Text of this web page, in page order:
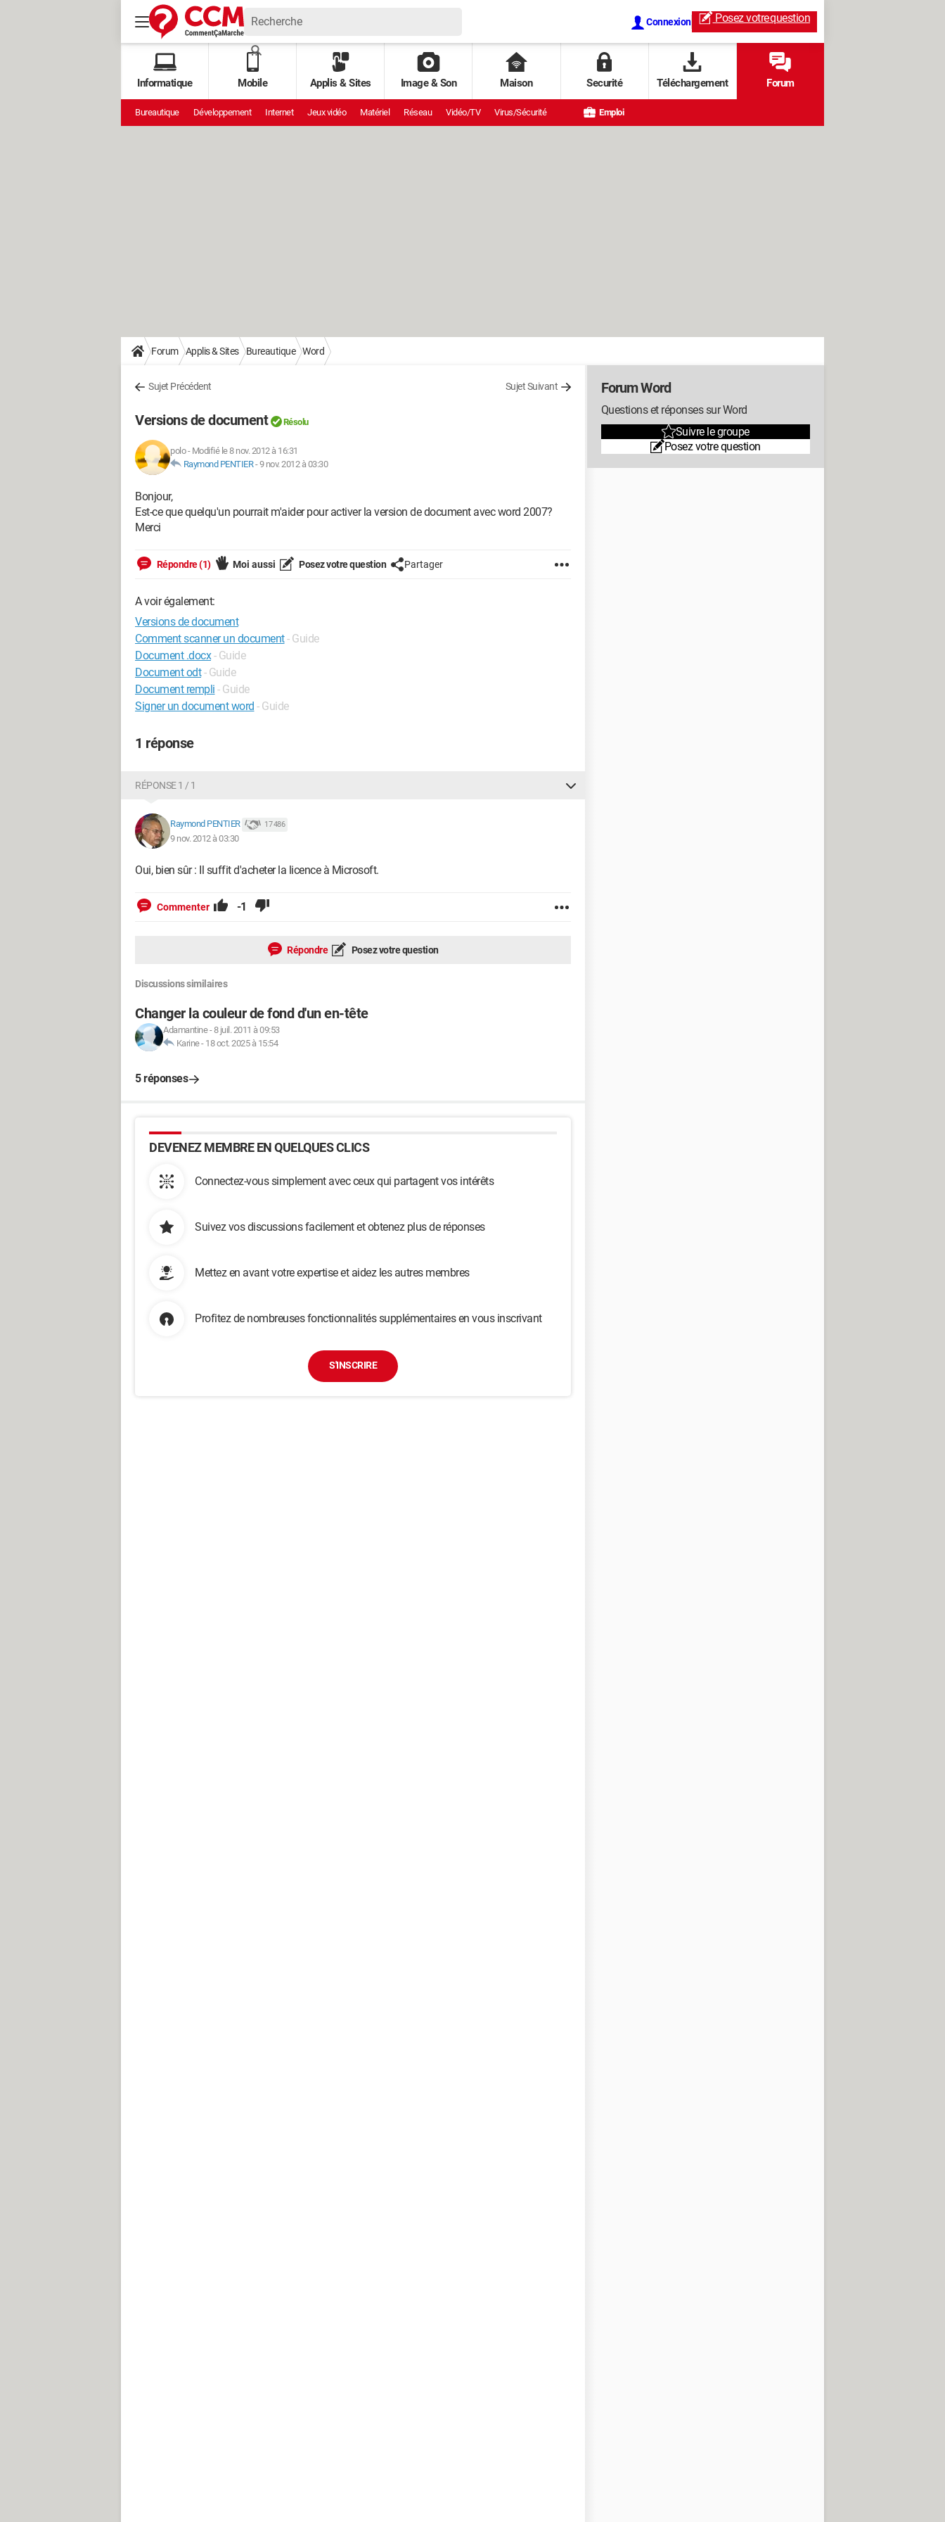
Connexion Posez votrequestion
Informatique Mobile Applis & Sites Image & Son Maison Securité Téléchargement Forum
Bureautique Développement Internet Jeux vidéo Matériel Réseau Vidéo/TV Virus/Sécurité Emploi
Forum Applis & Sites Bureautique Word
Sujet Précédent Sujet Suivant
Versions de document Résolu
polo- Modifié le 8 nov. 2012 à 16:31
Raymond PENTIER-9 nov. 2012 à 03:30
Bonjour,
Est-ce que quelqu'un pourrait m'aider pour activer la version de document avec word 2007?
Merci
Répondre (1) Moi aussi Posez votre question Partager
A voir également:
Versions de document
Comment scanner un document- Guide
Document .docx - Guide
Document odt - Guide
Document rempli - Guide
Signer un document word - Guide
1 réponse
RÉPONSE 1 / 1
Raymond PENTIER 17 486
9 nov. 2012 à 03:30
Oui, bien sûr : Il suffit d'acheter la licence à Microsoft.
Commenter -1
Répondre Posez votre question
Discussions similaires
Changer la couleur de fond d'un en-tête
Adamantine-8 juil. 2011 à 09:53
Karine- 18 oct. 2025 à 15:54
5 réponses
DEVENEZ MEMBRE EN QUELQUES CLICS
Connectez-vous simplement avec ceux qui partagent vos intérêts
Suivez vos discussions facilement et obtenez plus de réponses
Mettez en avant votre expertise et aidez les autres membres
Profitez de nombreuses fonctionnalités supplémentaires en vous inscrivant
S'INSCRIRE
Forum Word
Questions et réponses sur Word
Suivre le groupe
Posez votre question